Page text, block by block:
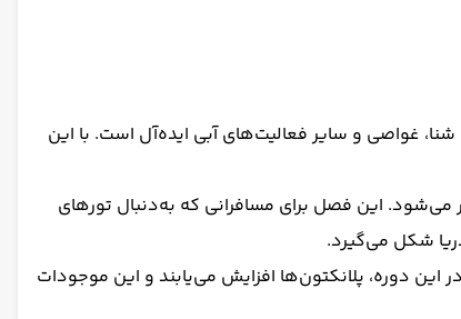
غواصی و سایر فعالیت‌های آبی ایده‌آل است. با این
می‌شود. این فصل برای مسافرانی که به‌دنبال تورهای
شکل می‌گیرد.
این دوره، پلانکتون‌ها افزایش می‌یابند و این موجودات